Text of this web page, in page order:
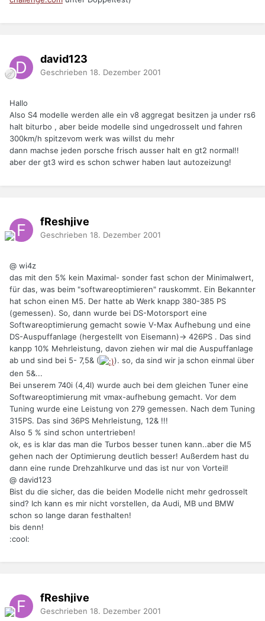
david123
Geschrieben 18. Dezember 2001
Hallo
Also S4 modelle werden alle ein v8 aggregat besitzen ja under rs6
halt biturbo , aber beide modelle sind ungedrosselt und fahren
300km/h spitzevom werk was willst du mehr
dann machse jeden porsche frisch ausser halt en gt2 normal!!
aber der gt3 wird es schon schwer haben laut autozeizung!
fReshjive
Geschrieben 18. Dezember 2001
@ wi4z
das mit den 5% kein Maximal- sonder fast schon der Minimalwert,
für das, was beim "softwareoptimieren" rauskommt. Ein Bekannter
hat schon einen M5. Der hatte ab Werk knapp 380-385 PS
(gemessen). So, dann wurde bei DS-Motorsport eine
Softwareoptimierung gemacht sowie V-Max Aufhebung und eine
DS-Auspuffanlage (hergestellt von Eisemann)-> 426PS . Das sind
kanpp 10% Mehrleistung, davon ziehen wir mal die Auspuffanlage
ab und sind bei 5- 7,5& (
). so, da sind wir ja schon einmal über
den 5&...
Bei unserem 740i (4,4l) wurde auch bei dem gleichen Tuner eine
Softwareoptimierung mit vmax-aufhebung gemacht. Vor dem
Tuning wurde eine Leistung von 279 gemessen. Nach dem Tuning
315PS. Das sind 36PS Mehrleistung, 12& !!!
Also 5 % sind schon untertrieben!
ok, es is klar das man die Turbos besser tunen kann..aber die M5
gehen nach der Optimierung deutlich besser! Außerdem hast du
dann eine runde Drehzahlkurve und das ist nur von Vorteil!
@ david123
Bist du die sicher, das die beiden Modelle nicht mehr gedrosselt
sind? Ich kann es mir nicht vorstellen, da Audi, MB und BMW
schon so lange daran festhalten!
bis denn!
:cool:
fReshjive
Geschrieben 18. Dezember 2001